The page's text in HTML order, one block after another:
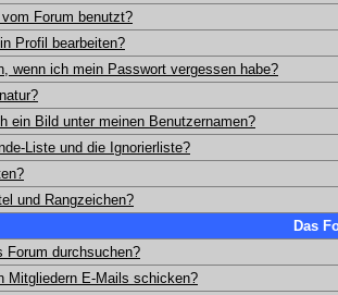
Forum benutzt?
Profil bearbeiten?
wenn ich mein Passwort vergessen habe?
ein Bild unter meinen Benutzernamen?
Liste und die Ignorierliste?
und Rangzeichen?
Das
Forum durchsuchen?
Mitgliedern E-Mails schicken?